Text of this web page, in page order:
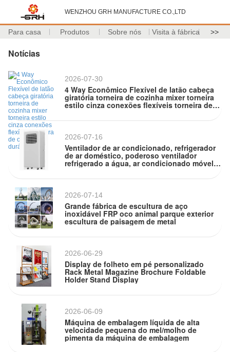
WENZHOU GRH MANUFACTURE CO.,LTD
Para casa Produtos Sobre nós Visita à fábrica >>
Notícias
2026-07-30
4 Way Econômico Flexível de latão cabeça
giratória torneira de cozinha mixer torneira
estilo cinza conexões flexíveis torneira de
2026-07-16
Ventilador de ar condicionado, refrigerador
de ar doméstico, poderoso ventilador
refrigerado a água, ar condicionado móvel
silencioso, pequeno ventilador de ar
condicionado atacado
2026-07-14
Grande fábrica de escultura de aço
inoxidável FRP oco animal parque exterior
escultura de paisagem de metal
2026-06-29
Display de folheto em pé personalizado
Rack Metal Magazine Brochure Foldable
Holder Stand Display
2026-06-09
Máquina de embalagem líquida de alta
velocidade pequena do mel/molho de
pimenta da máquina de embalagem